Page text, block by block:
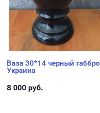
Ваза 30*14 черный габбро
Украина
8 000 руб.